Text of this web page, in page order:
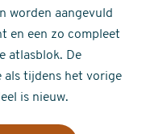
worden aangevuld
en een zo compleet
atlasblok. De
als tijdens het vorige
is nieuw.